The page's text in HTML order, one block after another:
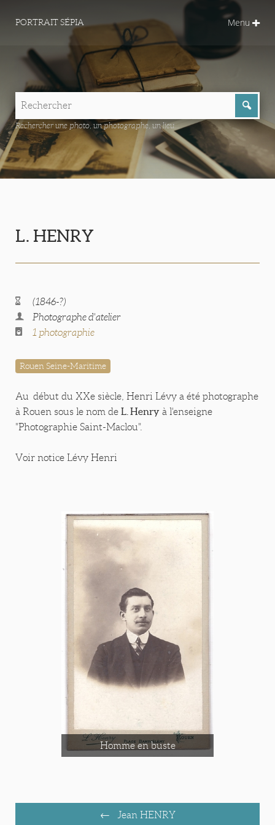
PORTRAIT SÉPIA Menu
Rechercher une photo, un photographe, un lieu...
L. HENRY
(1846-?)
Photographe d'atelier
1 photographie
Rouen Seine-Maritime
Au début du XXe siècle, Henri Lévy a été photographe
à Rouen sous le nom de L. Henry à l'enseigne
"Photographie Saint-Maclou".
Voir notice Lévy Henri
Homme en buste
Jean HENRY